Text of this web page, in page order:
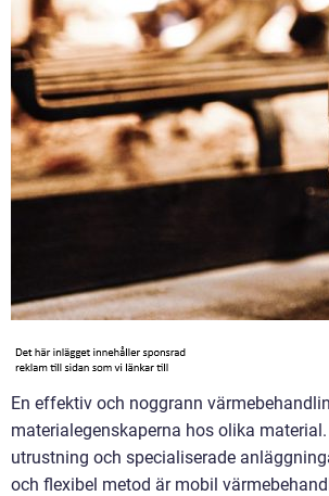
En effektiv och noggrann
materialegenskaperna hos olika
utrustning och specialiserade
och flexibel metod är mobil